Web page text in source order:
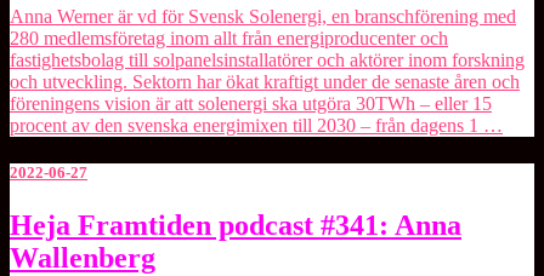
Anna
Werner
Anna Werner är vd för Svensk Solenergi, en branschförening med
280 medlemsföretag inom allt från energiproducenter och
fastighetsbolag till solpanelsinstallatörer och aktörer inom forskning
och utveckling. Sektorn har ökat kraftigt under de senaste åren och
föreningens vision är att solenergi ska utgöra 30TWh – eller 15
procent av den svenska energimixen till 2030 – från dagens 1 …
2022-06-27
Heja
Framtiden
podcast
Heja Framtiden podcast #341: Anna
Wallenberg